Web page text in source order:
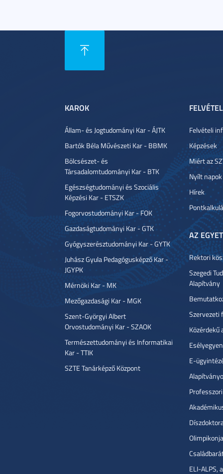
KAROK
Állam- és Jogtudományi Kar - ÁJTK
Bartók Béla Művészeti Kar - BBMK
Bölcsészet- és
Társadalomtudományi Kar - BTK
Egészségtudományi és Szociális
Képzési Kar - ETSZK
Fogorvostudományi Kar - FOK
Gazdaságtudományi Kar - GTK
Gyógyszerésztudományi Kar - GYTK
Juhász Gyula Pedagógusképző Kar -
JGYPK
Mérnöki Kar - MK
Mezőgazdasági Kar - MGK
Szent-Györgyi Albert
Orvostudományi Kar - SZAOK
Természettudományi és Informatikai
Kar - TTIK
SZTE Tanárképző Központ
Felvételi
Képzések
Miért az
Nyílt napok
Hírek
AZ
Rektori
Szegedi
Alapítvány
Szervezeti
Közérdekű
E-
ELI-ALPS,